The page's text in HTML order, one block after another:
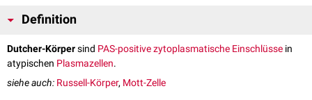
Definition
Dutcher-Körpersind PAS-positivezytoplasmatische Einschlüsse in
atypischen Plasmazellen.
siehe auch: Russell-Körper, Mott-Zelle